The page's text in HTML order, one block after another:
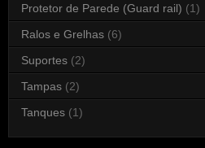
Protetor de Parede (Guard rail) (1)
Ralos e Grelhas (6)
Suportes (2)
Tampas (2)
Tanques (1)